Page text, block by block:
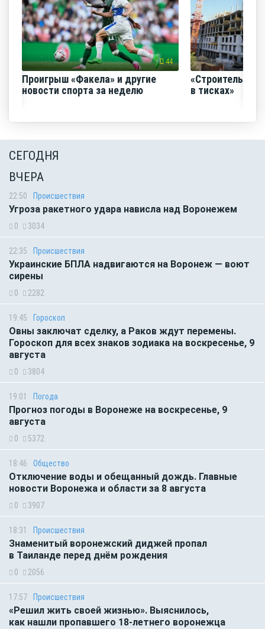
44
Проигрыш «Факела» и другие
новости спорта за неделю
«Строительный
в тисках»
СЕГОДНЯ
ВЧЕРА
22:50 Происшествия
Угроза ракетного удара нависла над Воронежем
0 3034
22:35 Происшествия
Украинские БПЛА надвигаются на Воронеж — воют
сирены
0 2282
19:45 Гороскоп
Овны заключат сделку, а Раков ждут перемены.
Гороскоп для всех знаков зодиака на воскресенье, 9
августа
0 3804
19:01 Погода
Прогноз погоды в Воронеже на воскресенье, 9
августа
0 5372
18:46 Общество
Отключение воды и обещанный дождь. Главные
новости Воронежа и области за 8 августа
0 3907
18:31 Происшествия
Знаменитый воронежский диджей пропал
в Таиланде перед днём рождения
0 2056
17:57 Происшествия
«Решил жить своей жизнью». Выяснилось,
как нашли пропавшего 18-летнего воронежца